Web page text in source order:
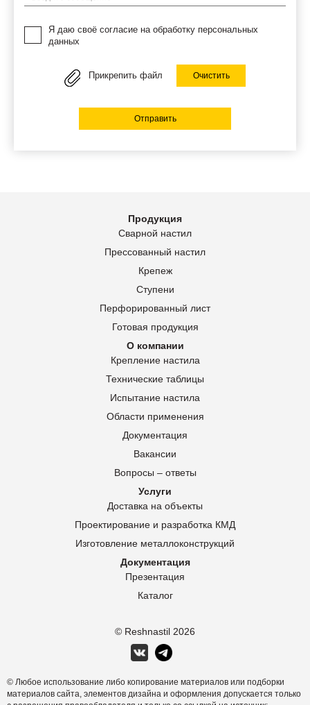
Я даю своё согласие на обработку персональных
данных
Прикрепить файл Очистить
Отправить
© Reshnastil 2026
Продукция
Сварной настил
Прессованный настил
Крепеж
Ступени
Перфорированный лист
Готовая продукция
О компании
Крепление настила
Технические таблицы
Испытание настила
Области применения
Документация
Вакансии
Вопросы – ответы
Услуги
Доставка на объекты
Проектирование и разработка КМД
Изготовление металлоконструкций
Документация
Презентация
Каталог
© Любое использование либо копирование материалов или подборки
материалов сайта, элементов дизайна и оформления допускается только